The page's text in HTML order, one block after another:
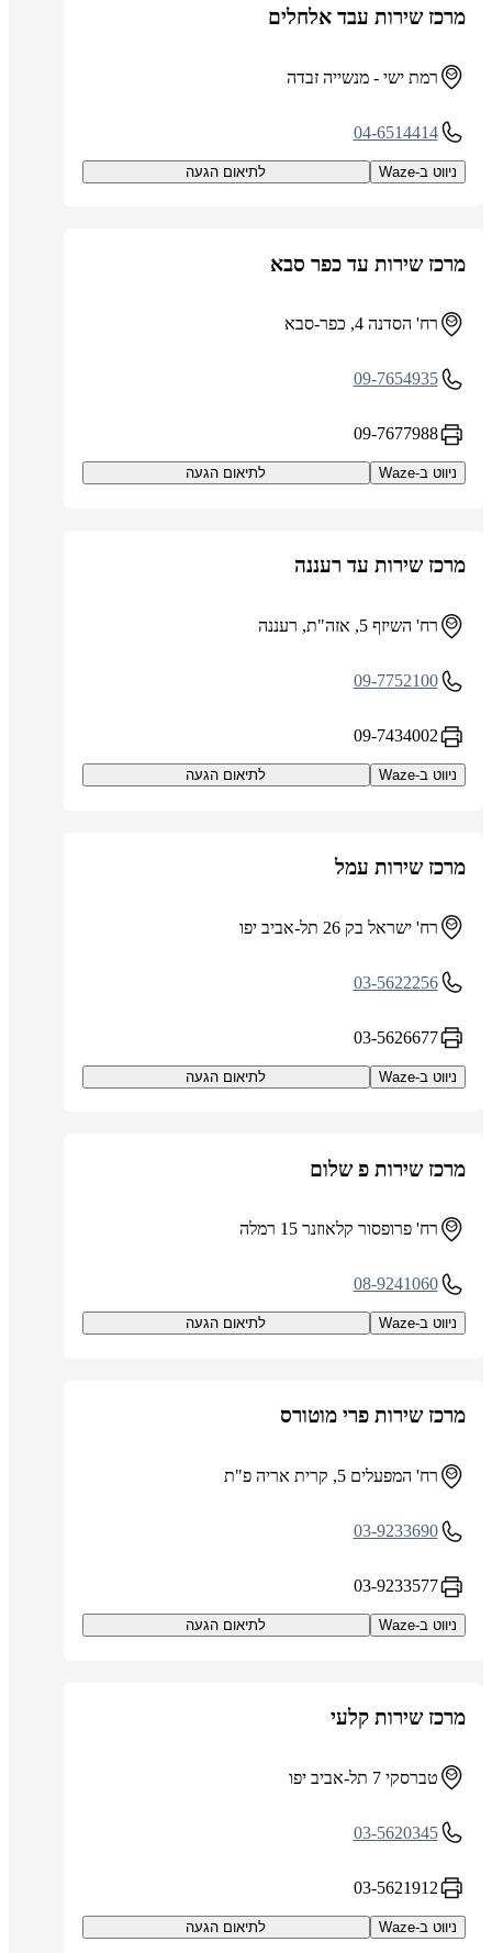
מרכז שירות עבד אלחלים
רמת ישי - מנשייה זבדה
04-6514414
ניווט ב-Waze לתיאום הגעה
מרכז שירות עד כפר סבא
רח' הסדנה 4, כפר-סבא
09-7654935
09-7677988
ניווט ב-Waze לתיאום הגעה
מרכז שירות עד רעננה
רח' השיזף 5, אזה"ת, רעננה
09-7752100
09-7434002
ניווט ב-Waze לתיאום הגעה
מרכז שירות עמל
רח' ישראל בק 26 תל-אביב יפו
03-5622256
03-5626677
ניווט ב-Waze לתיאום הגעה
מרכז שירות פ שלום
רח' פרופסור קלאוזנר 15 רמלה
08-9241060
ניווט ב-Waze לתיאום הגעה
מרכז שירות פרי מוטורס
רח' המפעלים 5, קרית אריה פ"ת
03-9233690
03-9233577
ניווט ב-Waze לתיאום הגעה
מרכז שירות קלעי
טברסקי 7 תל-אביב יפו
03-5620345
03-5621912
ניווט ב-Waze לתיאום הגעה